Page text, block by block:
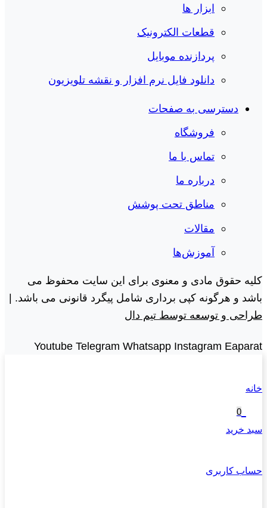
ابزار ها
قطعات الکترونیک
پردازنده موبایل
دانلود فایل نرم افزار و نقشه تلویزیون
دسترسی به صفحات
فروشگاه
تماس با ما
درباره ما
مناطق تحت پوشش
مقالات
آموزش‌ها
کلیه حقوق مادی و معنوی برای این سایت محفوظ می
باشد و هرگونه کپی برداری شامل پیگرد قانونی می باشد. |
طراحی و توسعه توسط تیم دال
Youtube Telegram Whatsapp Instagram Eaparat
خانه
0
سبد خرید
حساب کاربری